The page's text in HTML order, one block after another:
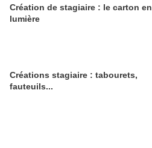
Création de stagiaire : le carton en
lumière
Créations stagiaire : tabourets,
fauteuils...